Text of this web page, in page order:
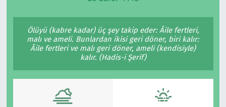
Ölüyü (kabre kadar) üç şey takip eder: Âile fertleri,
malı ve ameli. Bunlardan ikisi geri döner, biri kalır:
Âile fertleri ve malı geri döner, ameli (kendisiyle)
kalır. (Hadis-i Şerif)
Ekonomi
Siyaset
Foto Galeri
Gündem
Kapaklı
Kırklareli
Kültür Sanat